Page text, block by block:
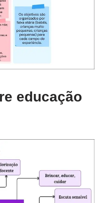
educação